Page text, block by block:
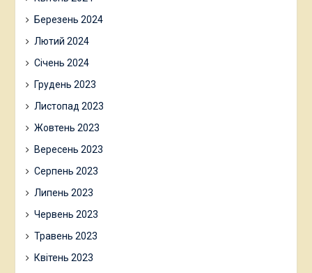
Березень 2024
Лютий 2024
Січень 2024
Грудень 2023
Листопад 2023
Жовтень 2023
Вересень 2023
Серпень 2023
Липень 2023
Червень 2023
Травень 2023
Квітень 2023